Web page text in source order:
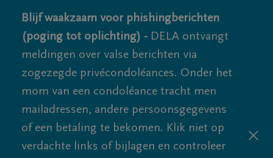
Blijf waakzaam voor phishingberichten
(poging tot oplichting) - DELA ontvangt
meldingen over valse berichten via
zogezegde privécondoléances. Onder het
mom van een condoléance tracht men
mailadressen, andere persoonsgegevens
of een betaling te bekomen. Klik niet op
verdachte links of bijlagen en controleer